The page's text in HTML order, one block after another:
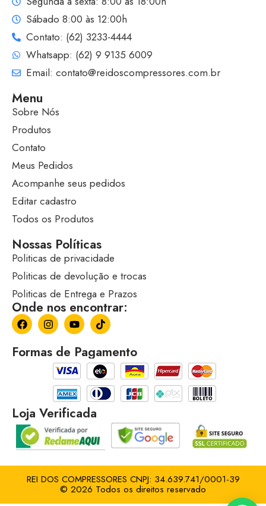
Sábado 8:00 às 12:00h
Contato: (62) 3233-4444
Whatsapp: (62) 9 9135 6009
Email: contato@reidoscompressores.com.br
Menu
Sobre Nós
Produtos
Contato
Meus Pedidos
Acompanhe seus pedidos
Editar cadastro
Todos os Produtos
Nossas Políticas
Politicas de privacidade
Politicas de devolução e trocas
Politicas de Entrega e Prazos
Onde nos encontrar:
Formas de Pagamento
Loja Verificada
REI DOS COMPRESSORES CNPJ: 34.639.741/0001-39
© 2026 Todos os direitos reservado